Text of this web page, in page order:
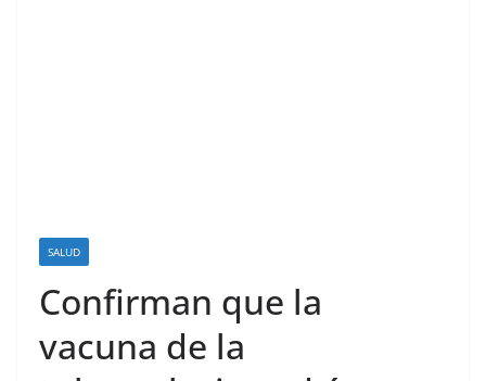
SALUD
Confirman que la
vacuna de la